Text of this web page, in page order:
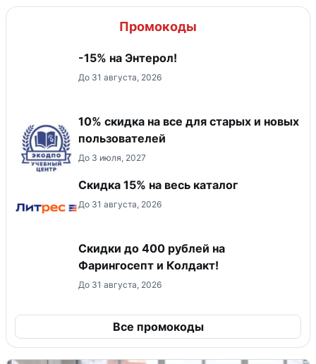
Промокоды
-15% на Энтерол!
До 31 августа, 2026
10% скидка на все для старых и новых
пользователей
До 3 июля, 2027
Скидка 15% на весь каталог
До 31 августа, 2026
Скидки до 400 рублей на
Фарингосепт и Колдакт!
До 31 августа, 2026
Все промокоды